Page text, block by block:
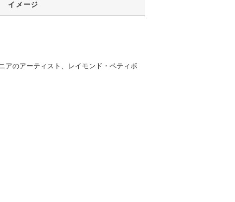
イメージ
アのアーティスト、レイモンド・ペティボ